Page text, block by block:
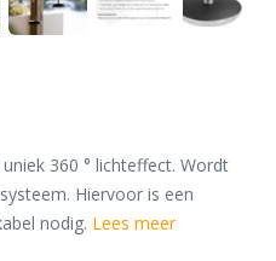
360 ° lichteffect. Wordt
Hiervoor is een
nodig. Lees meer